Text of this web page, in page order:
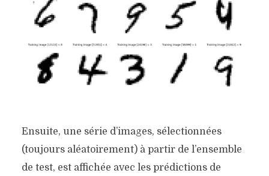
Ensuite, une série d’images, sélectionnées
(toujours aléatoirement) à partir de l’ensemble
de test, est affichée avec les prédictions de